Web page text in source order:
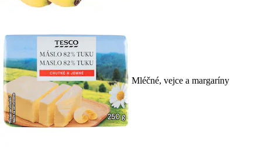
Mléčné, vejce a margaríny